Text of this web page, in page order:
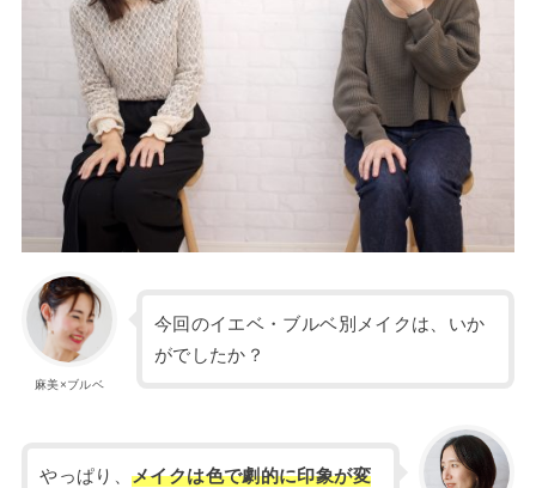
麻美×ブルベ
今回のイエベ・ブルベ別メイクは、いか
がでしたか？
やっぱり、メイクは色で劇的に印象が変